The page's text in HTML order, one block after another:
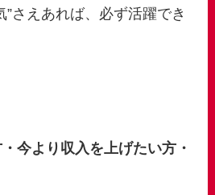
”さえあれば、必ず活躍でき
今より収入を上げたい方・